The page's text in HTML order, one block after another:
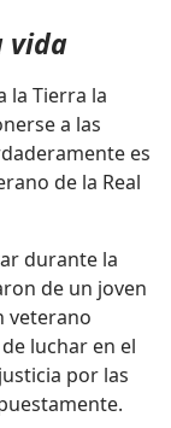
vida
la Tierra la
a las
es
de la Real
durante la
de un joven
veterano
luchar en el
por las